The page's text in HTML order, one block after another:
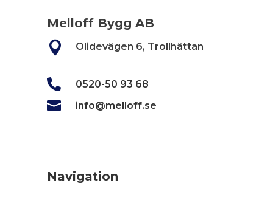
Melloff Bygg AB
 Olidevägen 6, Trollhättan
 0520-50 93 68
 info@melloff.se
Navigation